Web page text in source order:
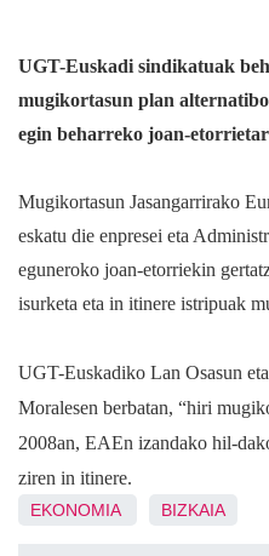
UGT-Euskadi sindikatuak
mugikortasun plan
egin beharreko joan-
Mugikortasun Jasangarrirako
eskatu die enpresei eta
eguneroko joan-etorriekin
isurketa eta in itinere istripuak
UGT-Euskadiko Lan Osasun
Moralesen berbatan, “hiri
2008an, EAEn izandako hil-
ziren in itinere.
EKONOMIA BIZKAIA